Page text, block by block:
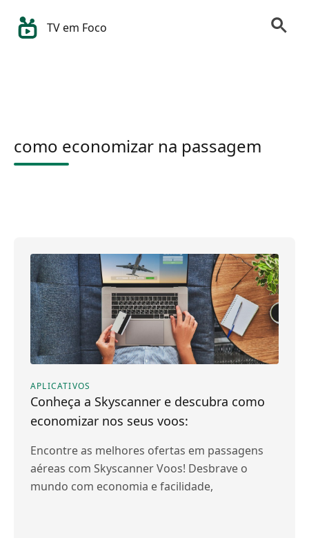
TV em Foco
como economizar na passagem
APLICATIVOS
Conheça a Skyscanner e descubra como
economizar nos seus voos:
Encontre as melhores ofertas em passagens
aéreas com Skyscanner Voos! Desbrave o
mundo com economia e facilidade,